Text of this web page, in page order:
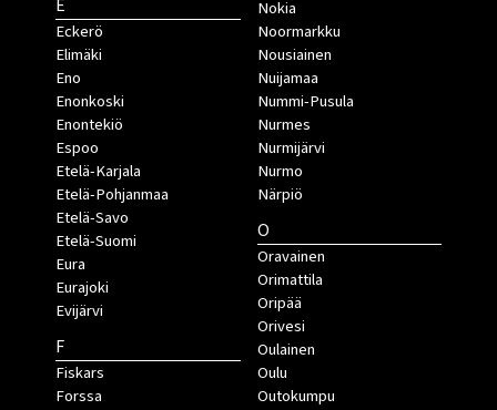
E
Eckerö
Elimäki
Eno
Enonkoski
Enontekiö
Espoo
Etelä-Karjala
Etelä-Pohjanmaa
Etelä-Savo
Etelä-Suomi
Eura
Eurajoki
Evijärvi
F
Fiskars
Forssa
Nokia
Noormarkku
Nousiainen
Nuijamaa
Nummi-Pusula
Nurmes
Nurmijärvi
Nurmo
Närpiö
O
Oravainen
Orimattila
Oripää
Orivesi
Oulainen
Oulu
Outokumpu